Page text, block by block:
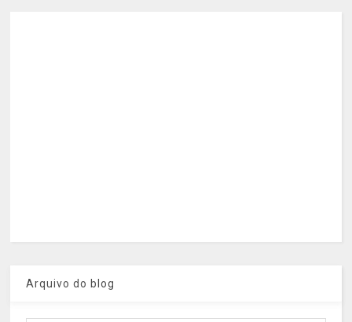
Arquivo do blog